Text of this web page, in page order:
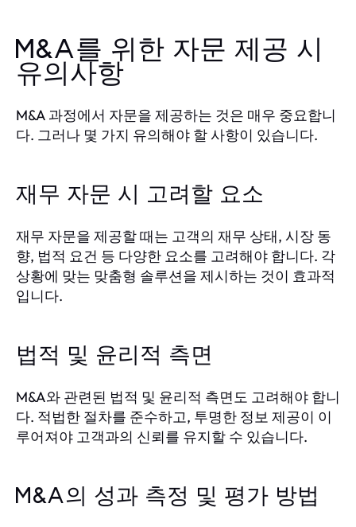
M&A를 위한 자문 제공 시
유의사항
M&A 과정에서 자문을 제공하는 것은 매우 중요합니
다. 그러나 몇 가지 유의해야 할 사항이 있습니다.
재무 자문 시 고려할 요소
재무 자문을 제공할 때는 고객의 재무 상태, 시장 동
향, 법적 요건 등 다양한 요소를 고려해야 합니다. 각
상황에 맞는 맞춤형 솔루션을 제시하는 것이 효과적
입니다.
법적 및 윤리적 측면
M&A와 관련된 법적 및 윤리적 측면도 고려해야 합니
다. 적법한 절차를 준수하고, 투명한 정보 제공이 이
루어져야 고객과의 신뢰를 유지할 수 있습니다.
M&A의 성과 측정 및 평가 방법